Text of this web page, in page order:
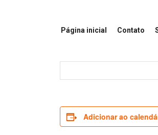
Página inicial Contato
Adicionar ao